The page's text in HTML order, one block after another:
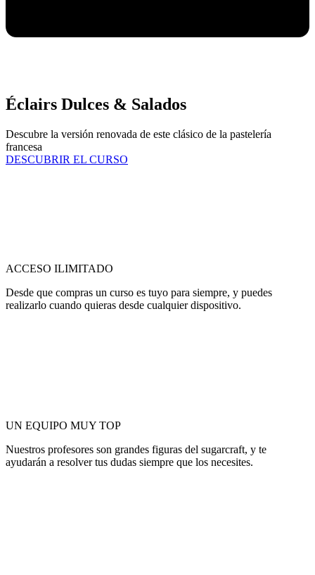
Éclairs Dulces & Salados
Descubre la versión renovada de este clásico de la pastelería
francesa
DESCUBRIR EL CURSO
ACCESO ILIMITADO
Desde que compras un curso es tuyo para siempre, y puedes
realizarlo cuando quieras desde cualquier dispositivo.
UN EQUIPO MUY TOP
Nuestros profesores son grandes figuras del sugarcraft, y te
ayudarán a resolver tus dudas siempre que los necesites.